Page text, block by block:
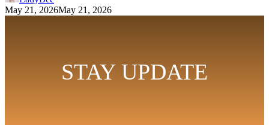
May 21, 2026May 21, 2026
STAY UPDATE